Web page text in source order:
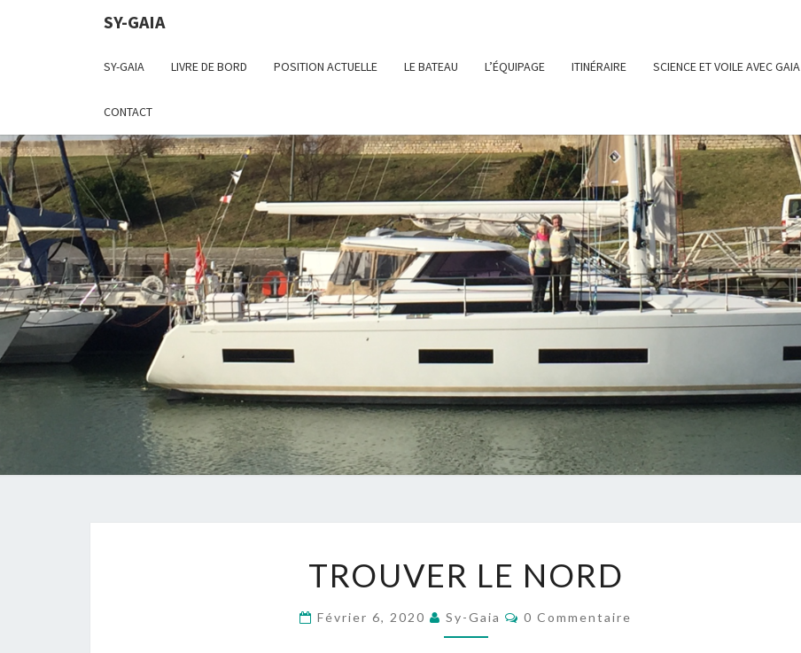
SY-GAIA
SY-GAIA LIVRE DE BORD POSITION ACTUELLE LE BATEAU L’ÉQUIPAGE ITINÉRAIRE SCIENCE ET VOILE AVEC GAIA
CONTACT
SY-
GAIA
LE SITE DE
NOTRE
PROJET DE
SUR GAIA
TROUVER LE NORD
Février 6, 2020 Sy-Gaia Commentaires
0 Commentaire